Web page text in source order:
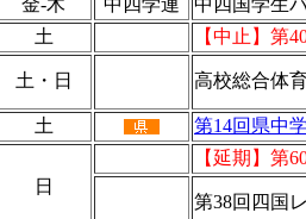
金-木 中四学連
中四国学生
土 【中止】第
土・日 高校総合体
土 第14回県中
日
【延期】第
第38回四国